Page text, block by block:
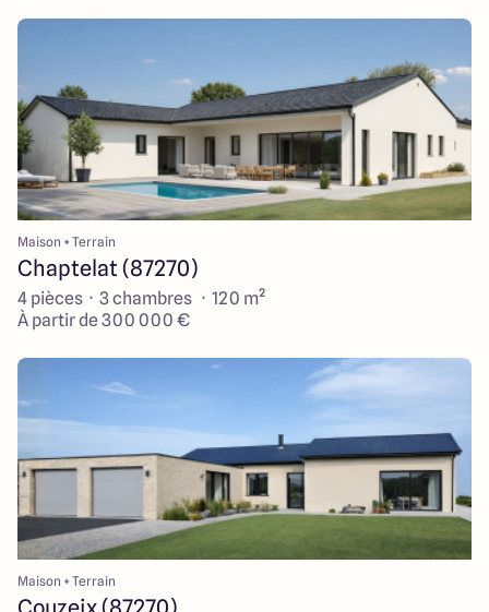
Maison + Terrain
Chaptelat (87270)
4 pièces · 3 chambres · 120 m²
À partir de 300 000 €
Maison + Terrain